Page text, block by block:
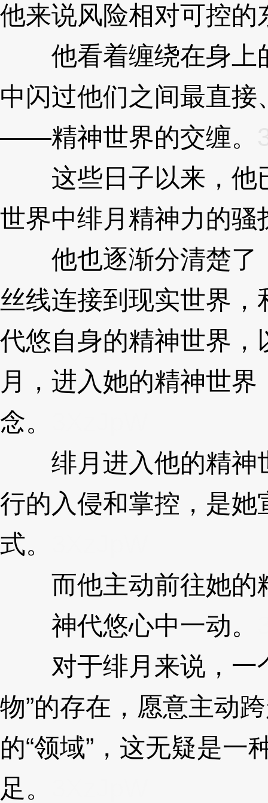
他来说风险相对可控的
他看着缠绕在身上
中闪过他们之间最直
——精神世界的交缠。
这些日子以来，他
世界中绯月精神力的骚
他也逐渐分清楚了
丝线连接到现实世界
代悠自身的精神世界，
月，进入她的精神世
念。
绯月进入他的精神
行的入侵和掌控，是她
式。
而他主动前往她的
神代悠心中一动。
对于绯月来说，一
物”的存在，愿意主动
的“领域”，这无疑是一
足。